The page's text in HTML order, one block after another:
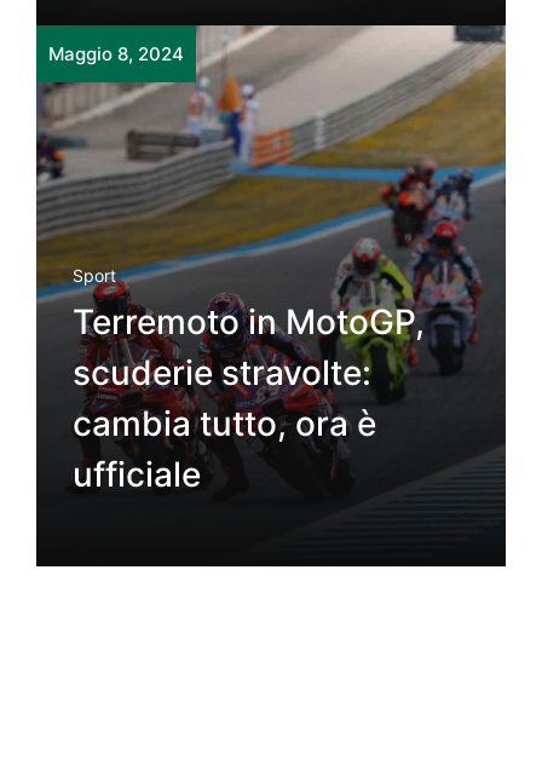
Maggio 8, 2024
Sport
Terremoto in MotoGP,
scuderie stravolte:
cambia tutto, ora è
ufficiale